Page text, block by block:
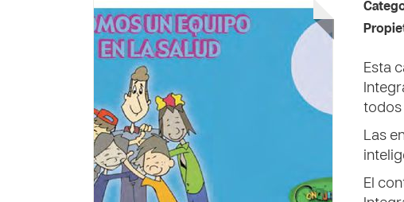
Esta
todos
Las
El